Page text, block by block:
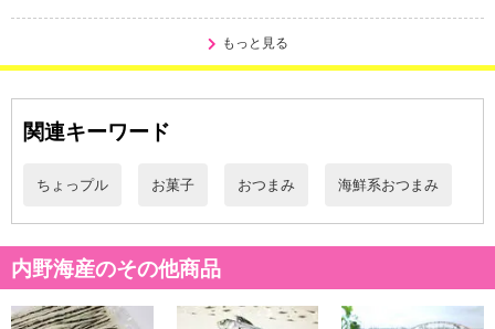
化物 50.0g 食塩相当量 4.6g（推定値）
・注意事項：直射日光・高温多湿を避け、涼しい場所に保管して下
さい。
注意事項
【賞味・消費期限のある商品について】
商品到着時点でのお日持ち期間は、配送日数などにより異なります
のでご了承ください。
【キャンセルについて】
もっと見る
関連キーワード
ちょっプル お菓子 おつまみ 海鮮系おつまみ
内野海産のその他商品